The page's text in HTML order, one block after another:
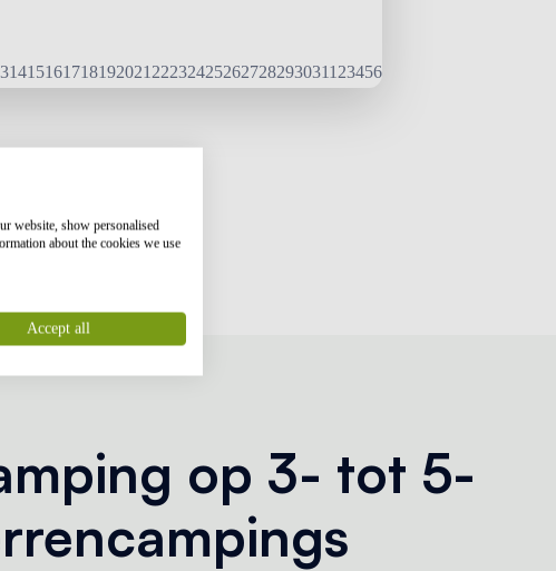
1415161718192021 222324252627282930311 23456
op 3- tot 5-
website, show personalised
about the cookies we use
Accept all